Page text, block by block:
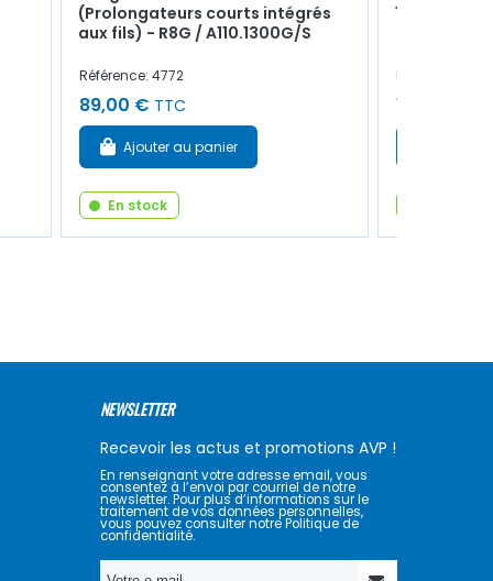
(Prolongateurs courts intégrés
aux fils) - R8G / A110.1300G/S
Référence: 4772
89,00 € TTC
Ajouter au panier
En stock
Référence:
12,50 €
NEWSLETTER
Recevoir les actus et promotions AVP !
En renseignant votre adresse email, vous
consentez à l’envoi par courriel de notre
newsletter. Pour plus d’informations sur le
traitement de vos données personnelles,
vous pouvez consulter notre Politique de
confidentialité.